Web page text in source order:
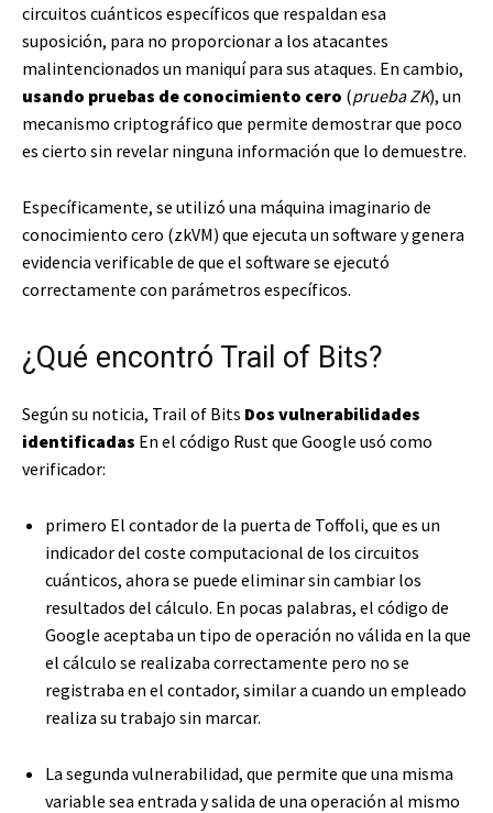
circuitos cuánticos específicos que respaldan esa
suposición, para no proporcionar a los atacantes
malintencionados un maniquí para sus ataques. En cambio,
usando pruebas de conocimiento cero (prueba ZK), un
mecanismo criptográfico que permite demostrar que poco
es cierto sin revelar ninguna información que lo demuestre.
Específicamente, se utilizó una máquina imaginario de
conocimiento cero (zkVM) que ejecuta un software y genera
evidencia verificable de que el software se ejecutó
correctamente con parámetros específicos.
¿Qué encontró Trail of Bits?
Según su noticia, Trail of Bits Dos vulnerabilidades
identificadas En el código Rust que Google usó como
verificador:
primero El contador de la puerta de Toffoli, que es un
indicador del coste computacional de los circuitos
cuánticos, ahora se puede eliminar sin cambiar los
resultados del cálculo. En pocas palabras, el código de
Google aceptaba un tipo de operación no válida en la que
el cálculo se realizaba correctamente pero no se
registraba en el contador, similar a cuando un empleado
realiza su trabajo sin marcar.
La segunda vulnerabilidad, que permite que una misma
variable sea entrada y salida de una operación al mismo